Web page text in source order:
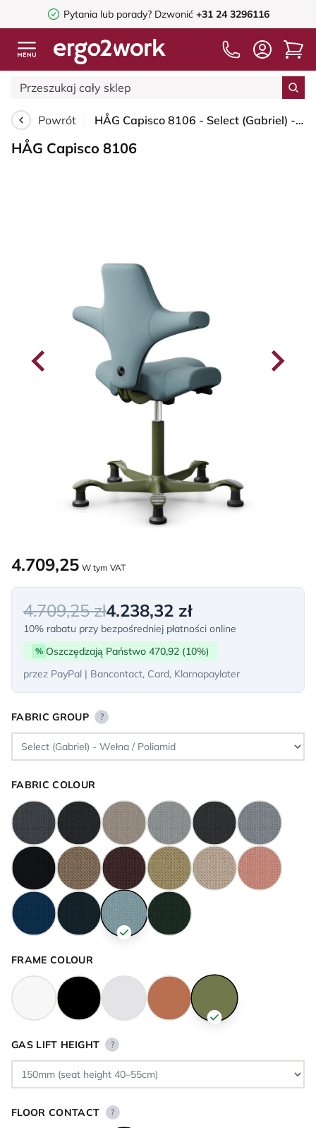
Pytania lub porady? Dzwonić +31 24 3296116
Powrót HÅG Capisco 8106 - Select (Gabriel) - Wełna / Poliamid - SC67098 - Glacier blue - Moss Grey - 150mm (seat height 40–55cm) - Glides
HÅG Capisco 8106
4.709,25 W tym VAT
4.709,25 zł4.238,32 zł
10% rabatu przy bezpośredniej płatności online
% Oszczędzają Państwo 470,92 (10%)
przez PayPal | Bancontact, Card, Klarnapaylater
FABRIC GROUP ?
FABRIC COLOUR
FRAME COLOUR
GAS LIFT HEIGHT ?
FLOOR CONTACT ?